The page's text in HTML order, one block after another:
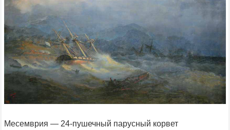
Месемврия — 24-пушечный парусный корвет